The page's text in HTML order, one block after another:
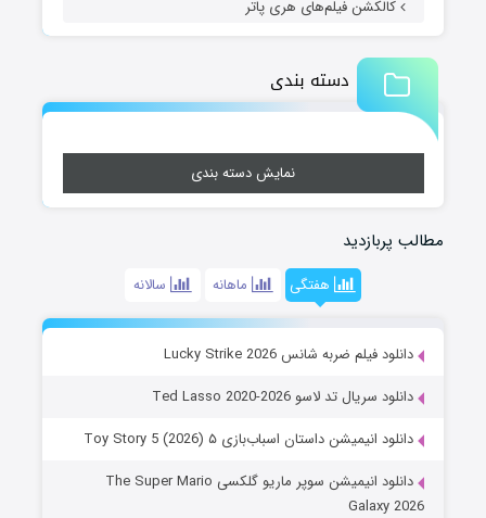
کالکشن فیلم‌های هری پاتر
دسته بندی
نمایش دسته بندی
مطالب پربازدید
هفتگی ماهانه سالانه
دانلود فیلم ضربه شانس Lucky Strike 2026
دانلود سریال تد لاسو Ted Lasso 2020-2026
دانلود انیمیشن داستان اسباب‌بازی ۵ Toy Story 5 (2026)
دانلود انیمیشن سوپر ماریو گلکسی The Super Mario
Galaxy 2026